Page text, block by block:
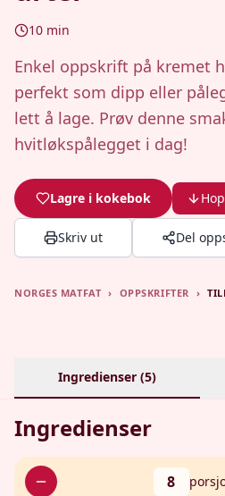
10 min
Enkel oppskrift på kremet
perfekt som dipp eller
lett å lage. Prøv denne
hvitløkspålegget i dag!
Lagre i kokebok
Skriv ut Del
NORGES MATFAT › OPPSKRIFTER ›
Ingredienser (5)
Ingredienser
8